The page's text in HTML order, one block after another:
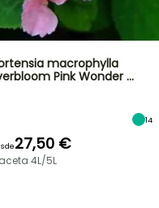
macrophylla
Pink Wonder …
14
27,50 €
4L/5L